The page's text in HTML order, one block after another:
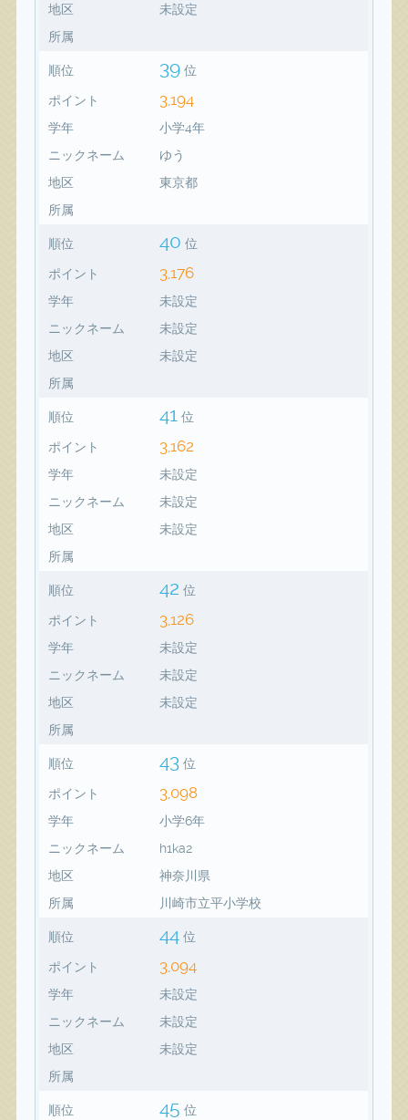
地区
未設定
所属
順位 39 位
ポイント 3,194
学年
小学4年
ニックネーム
ゆう
地区
東京都
所属
順位 40 位
ポイント 3,176
学年
未設定
ニックネーム
未設定
地区
未設定
所属
順位 41 位
ポイント 3,162
学年
未設定
ニックネーム
未設定
地区
未設定
所属
順位 42 位
ポイント 3,126
学年
未設定
ニックネーム
未設定
地区
未設定
所属
順位 43 位
ポイント 3,098
学年
小学6年
ニックネーム
h1ka2
地区
神奈川県
所属
川崎市立平小学校
順位 44 位
ポイント 3,094
学年
未設定
ニックネーム
未設定
地区
未設定
所属
順位 45 位